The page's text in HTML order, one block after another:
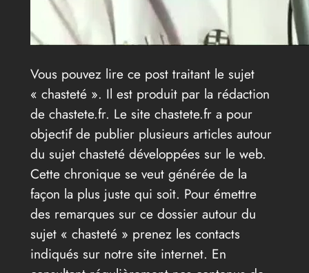
Vous pouvez lire ce post traitant le sujet
« chasteté ». Il est produit par la rédaction
de chastete.fr. Le site chastete.fr a pour
objectif de publier plusieurs articles autour
du sujet chasteté développées sur le web.
Cette chronique se veut générée de la
façon la plus juste qui soit. Pour émettre
des remarques sur ce dossier autour du
sujet « chasteté » prenez les contacts
indiqués sur notre site internet. En